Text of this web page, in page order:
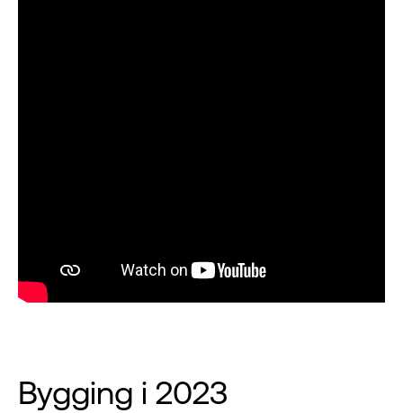
Bygging i 2023